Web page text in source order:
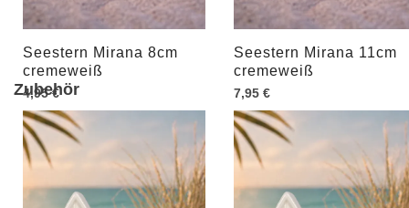
Seestern Mirana 8cm
cremeweiß
4,95 €
Seestern Mirana 11cm
cremeweiß
7,95 €
Zubehör